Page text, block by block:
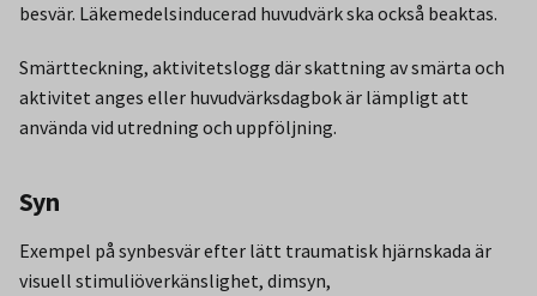
besvär. Läkemedelsinducerad huvudvärk ska också beaktas.
Smärtteckning, aktivitetslogg där skattning av smärta och
aktivitet anges eller huvudvärksdagbok är lämpligt att
använda vid utredning och uppföljning.
Syn
Exempel på synbesvär efter lätt traumatisk hjärnskada är
visuell stimuliöverkänslighet, dimsyn,